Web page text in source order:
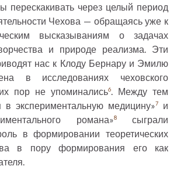
перескакивать через целый период
Чехова — обращаясь уже к
высказываниям о задачах
и природе реализма. Эти
нас к Клоду Бернару и Эмилю
в исследованиях чеховского
пор не упоминались6
. Между тем
в экспериментальную медицину»7
и
романа»8сыграли
в формировании теоретических
в пору формирования его как